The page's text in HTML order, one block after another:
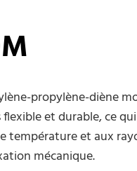
propylène-diène
et durable, ce
température et aux
mécanique.